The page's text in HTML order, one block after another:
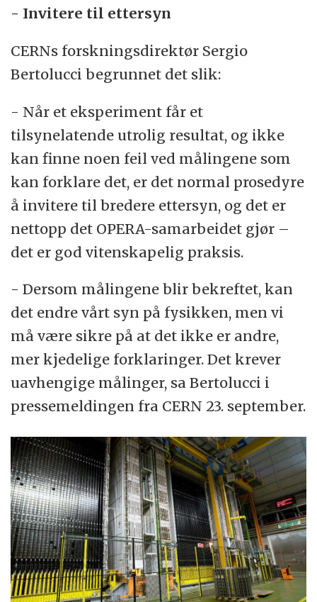
- Invitere til ettersyn
CERNs forskningsdirektør Sergio
Bertolucci begrunnet det slik:
- Når et eksperiment får et
tilsynelatende utrolig resultat, og ikke
kan finne noen feil ved målingene som
kan forklare det, er det normal prosedyre
å invitere til bredere ettersyn, og det er
nettopp det OPERA-samarbeidet gjør –
det er god vitenskapelig praksis.
- Dersom målingene blir bekreftet, kan
det endre vårt syn på fysikken, men vi
må være sikre på at det ikke er andre,
mer kjedelige forklaringer. Det krever
uavhengige målinger, sa Bertolucci i
pressemeldingen fra CERN 23. september.